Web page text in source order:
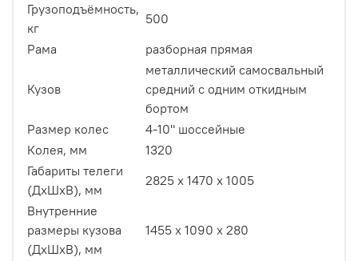
Грузоподъёмность,
кг
500
Рама
разборная прямая
Кузов
металлический самосвальный
средний с одним откидным
бортом
Размер колес
4-10" шоссейные
Колея, мм
1320
Габариты телеги
(ДхШхВ), мм
2825 х 1470 х 1005
Внутренние
размеры кузова
(ДхШхВ), мм
1455 х 1090 х 280